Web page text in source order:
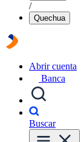
/
Quechua
Abrir cuenta
Banca
Buscar